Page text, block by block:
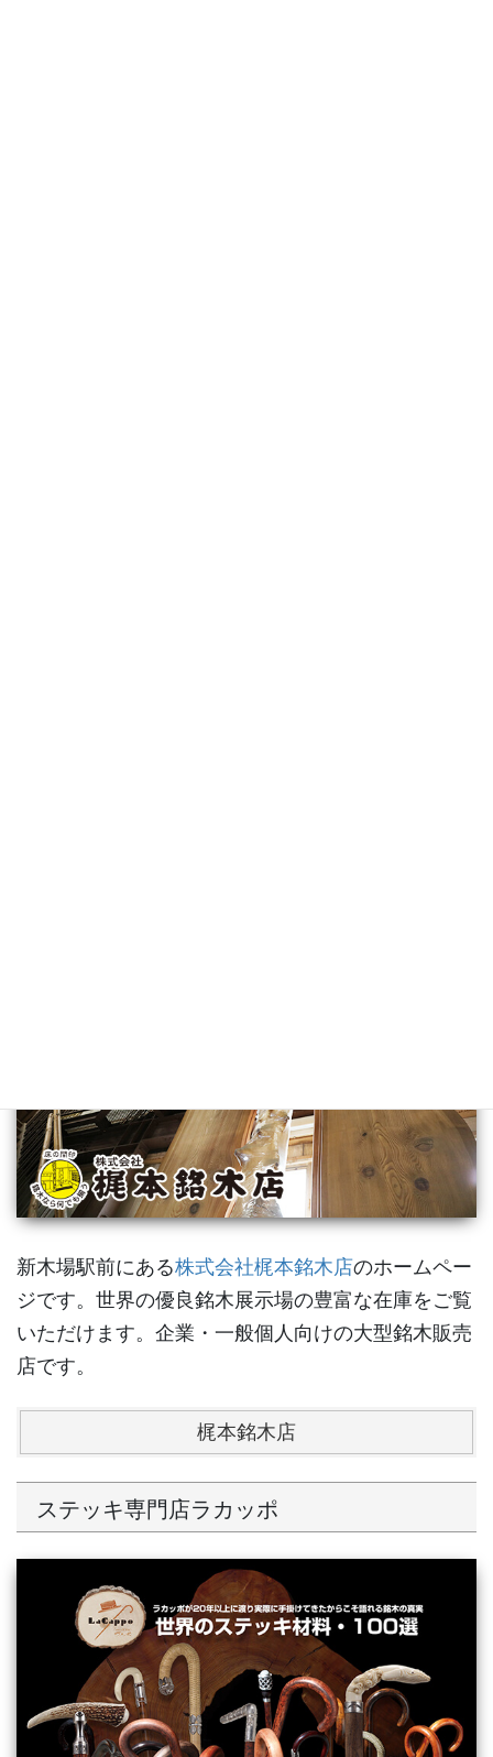
新木場駅前にある株式会社梶本銘木店のホームペー
ジです。世界の優良銘木展示場の豊富な在庫をご覧
いただけます。企業・一般個人向けの大型銘木販売
店です。
梶本銘木店
ステッキ専門店ラカッポ